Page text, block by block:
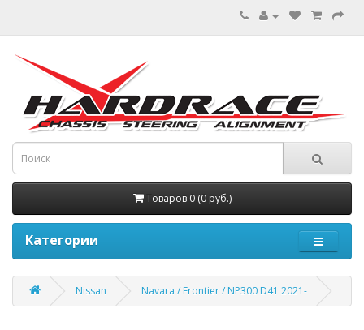
Товаров 0 (0 руб.)
Категории
Nissan Navara / Frontier / NP300 D41 2021-